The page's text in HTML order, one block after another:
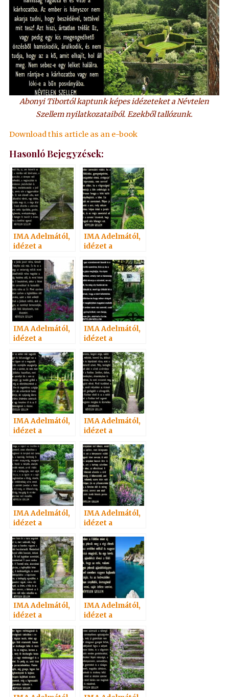
Abonyi Tibortól kaptunk képes idézeteket a Névtelen
Szellem nyilatkozataiból. Ezekből tallózunk.
Download this article as an e-book
Hasonló Bejegyzések:
IMA Adelmától,
idézet a
Szellemtől 11.
IMA Adelmától,
idézet a
Szellemtől 15.
IMA Adelmától,
idézet a
Szellemtől 20.
IMA Adelmától,
idézet a
Szellemtől 4.
IMA Adelmától,
idézet a
Szellemtől 19.
IMA Adelmától,
idézet a
Szellemtől 14.
IMA Adelmától,
idézet a
Szellemtől 12.
IMA Adelmától,
idézet a
Szellemtől 13.
IMA Adelmától,
idézet a
Szellemtől 9.
IMA Adelmától,
idézet a
Szellemtől 16.